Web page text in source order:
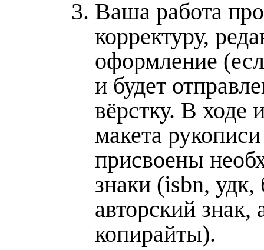
Ваша работа
корректуру,
оформление
и будет
вёрстку. В ходе
макета
присвоены
знаки (isbn, удк,
авторский знак,
копирайты).